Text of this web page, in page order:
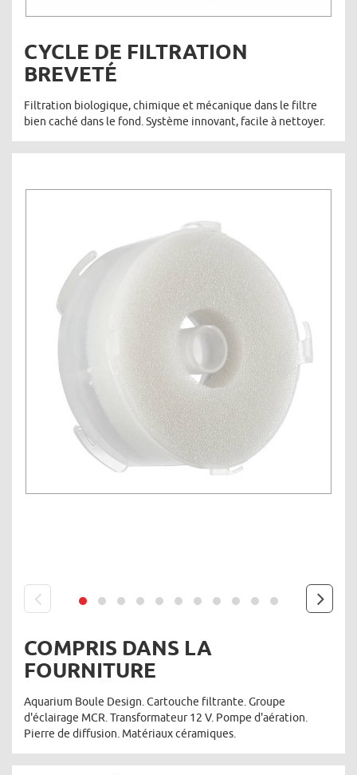
CYCLE DE FILTRATION
BREVETÉ
Filtration biologique, chimique et mécanique dans le filtre
bien caché dans le fond. Système innovant, facile à nettoyer.
prev
COMPRIS DANS LA
FOURNITURE
Aquarium Boule Design. Cartouche filtrante. Groupe
d'éclairage MCR. Transformateur 12 V. Pompe d'aération.
Pierre de diffusion. Matériaux céramiques.